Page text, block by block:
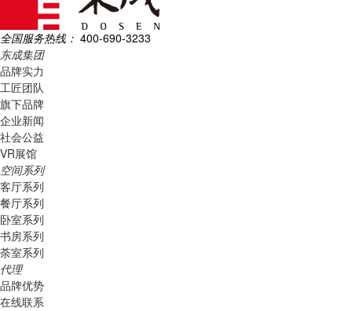
全国服务热线： 400-690-3233
东成集团
品牌实力
工匠团队
旗下品牌
企业新闻
社会公益
VR展馆
空间系列
客厅系列
餐厅系列
卧室系列
书房系列
荼室系列
代理
品牌优势
在线联系